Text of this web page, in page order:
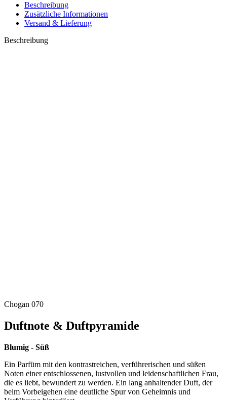
Beschreibung
Zusätzliche Informationen
Versand & Lieferung
Beschreibung
Chogan 070
Duftnote & Duftpyramide
Blumig - Süß
Ein Parfüm mit den kontrastreichen, verführerischen und süßen
Noten einer entschlossenen, lustvollen und leidenschaftlichen Frau,
die es liebt, bewundert zu werden. Ein lang anhaltender Duft, der
beim Vorbeigehen eine deutliche Spur von Geheimnis und